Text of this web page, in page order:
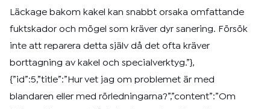
Läckage bakom kakel kan snabbt orsaka omfattande
fuktskador och mögel som kräver dyr sanering. Försök
inte att reparera detta själv då det ofta kräver
borttagning av kakel och specialverktyg.”},
{”id”:5,”title”:”Hur vet jag om problemet är med
blandaren eller med rörledningarna?”,”content”:”Om